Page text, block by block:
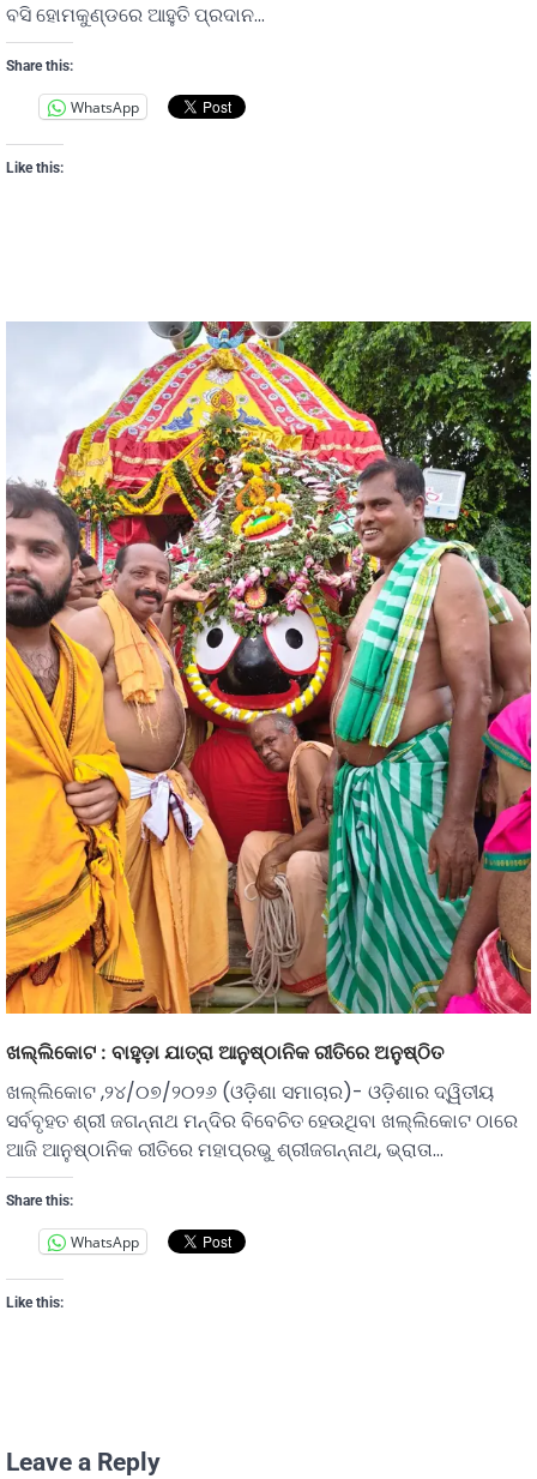
ବସି ହୋମକୁଣ୍ଡରେ ଆହୁତି ପ୍ରଦାନ…
Share this:
WhatsApp
Like this:
ଖଲ୍ଲିକୋଟ : ବାହୁଡ଼ା ଯାତ୍ରା ଆନୁଷ୍ଠାନିକ ରୀତିରେ ଅନୁଷ୍ଠିତ
ଖଲ୍ଲିକୋଟ ,୨୪/୦୭/୨୦୨୬ (ଓଡ଼ିଶା ସମାଚାର)- ଓଡ଼ିଶାର ଦ୍ୱିତୀୟ
ସର୍ବବୃହତ ଶ୍ରୀ ଜଗନ୍ନାଥ ମନ୍ଦିର ବିବେଚିତ ହେଉଥିବା ଖଲ୍ଲିକୋଟ ଠାରେ
ଆଜି ଆନୁଷ୍ଠାନିକ ରୀତିରେ ମହାପ୍ରଭୁ ଶ୍ରୀଜଗନ୍ନାଥ, ଭ୍ରାତା…
Share this:
WhatsApp
Like this:
Leave a Reply